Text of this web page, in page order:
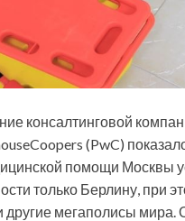
консалтинговой
(PwC)
помощи Москвы
только Берлину, при
мегаполисы мира.